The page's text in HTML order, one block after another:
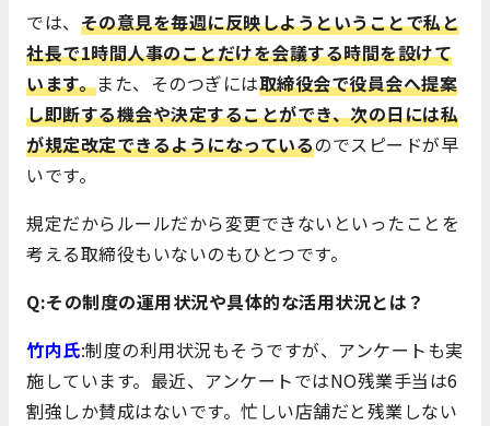
では、 その意見を毎週に反映しようということで私と
社長で1時間人事のことだけを会議する時間を設けて
います。また、そのつぎには取締役会で役員会へ提案
し即断する機会や決定することができ、次の日には私
が規定改定できるようになっているのでスピードが早
いです。
規定だからルールだから変更できないといったことを
考える取締役もいないのもひとつです。
Q:その制度の運用状況や具体的な活用状況とは？
竹内氏:制度の利用状況もそうですが、アンケートも実
施しています。最近、アンケートではNO残業手当は6
割強しか賛成はないです。忙しい店舗だと残業しない